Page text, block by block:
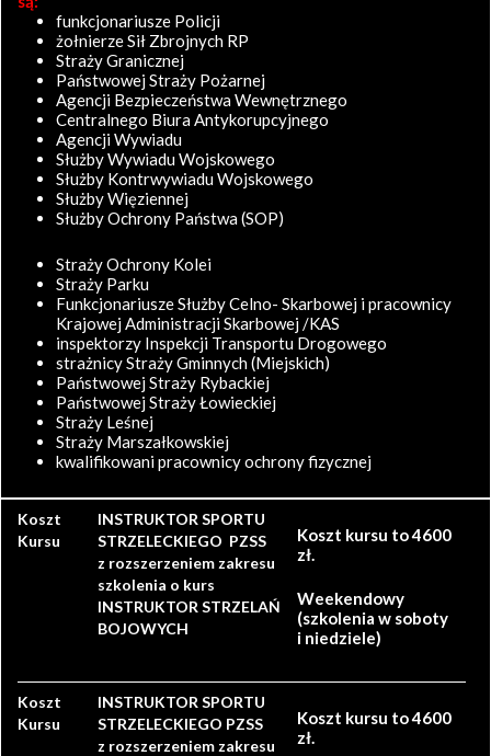
funkcjonariusze Policji
żołnierze Sił Zbrojnych RP
Straży Granicznej
Państwowej Straży Pożarnej
Agencji Bezpieczeństwa Wewnętrznego
Centralnego Biura Antykorupcyjnego
Agencji Wywiadu
Służby Wywiadu Wojskowego
Służby Kontrwywiadu Wojskowego
Służby Więziennej
Służby Ochrony Państwa (SOP)
Straży Ochrony Kolei
Straży Parku
Funkcjonariusze Służby Celno- Skarbowej i pracownicy
Krajowej Administracji Skarbowej /KAS
inspektorzy Inspekcji Transportu Drogowego
strażnicy Straży Gminnych (Miejskich)
Państwowej Straży Rybackiej
Państwowej Straży Łowieckiej
Straży Leśnej
Straży Marszałkowskiej
kwalifikowani pracownicy ochrony fizycznej
Koszt
Kursu
INSTRUKTOR SPORTU
STRZELECKIEGO PZSS
z rozszerzeniem zakresu
szkolenia o kurs
INSTRUKTOR STRZELAŃ
BOJOWYCH
Koszt kursu to 4600
zł.
Weekendowy
(szkolenia w soboty
i niedziele)
Koszt
Kursu
INSTRUKTOR SPORTU
STRZELECKIEGO PZSS
z rozszerzeniem zakresu
Koszt kursu to 4600
zł.